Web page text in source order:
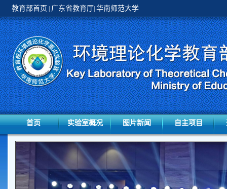
教育部首页 广东省教育厅 华南师范大学
首页 实验室概况 图片新闻 自主项目